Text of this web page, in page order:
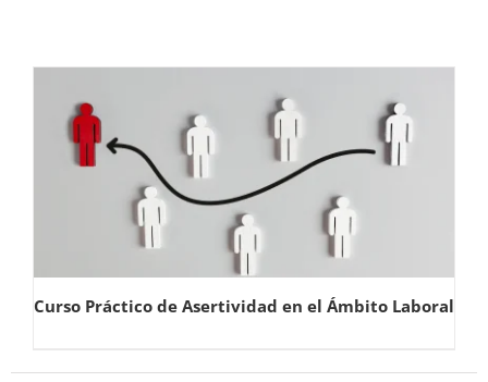
Curso Práctico de Asertividad en el Ámbito Laboral